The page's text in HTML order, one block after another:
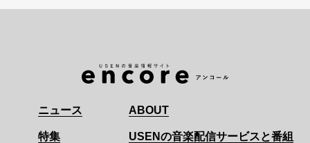
ニュース
特集
ABOUT
USENの音楽配信サービスと番組